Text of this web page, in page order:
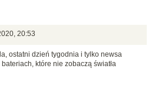
20:53
ostatni dzień tygodnia i tylko newsa
które nie zobaczą światła